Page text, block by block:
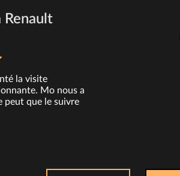
la visite
Mo nous a
peut que le suivre